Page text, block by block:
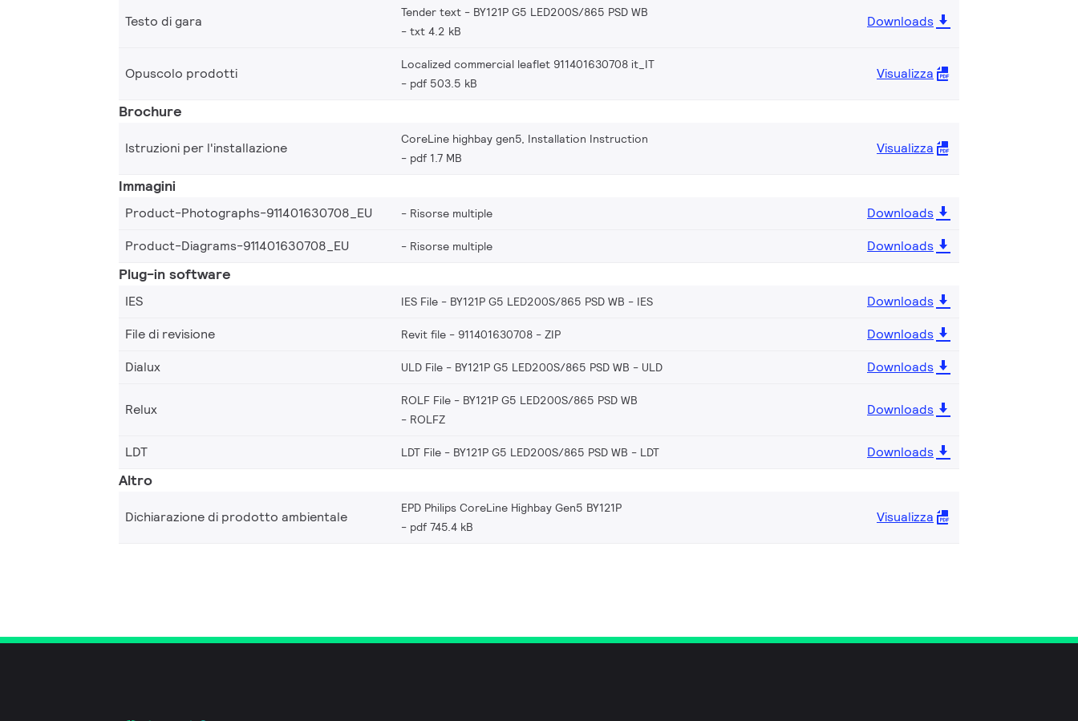
Testo di gara
Tender text - BY121P G5 LED200S/865 PSD WB
txt 4.2 kB
Downloads
Opuscolo prodotti
Localized commercial leaflet 911401630708 it_IT
pdf 503.5 kB
Visualizza
Brochure
Istruzioni per l'installazione
CoreLine highbay gen5, Installation Instruction
pdf 1.7 MB
Visualizza
Immagini
Product-Photographs-911401630708_EU Risorse multiple
Downloads
Product-Diagrams-911401630708_EU
Risorse multiple Downloads
Plug-in software
IES IES File - BY121P G5 LED200S/865 PSD WB IES
Downloads
File di revisione
Revit file - 911401630708 ZIP
Downloads
Dialux
ULD File - BY121P G5 LED200S/865 PSD WB ULD Downloads
Relux
ROLF File - BY121P G5 LED200S/865 PSD WB
ROLFZ
Downloads
LDT LDT File - BY121P G5 LED200S/865 PSD WB LDT Downloads
Altro
Dichiarazione di prodotto ambientale
EPD Philips CoreLine Highbay Gen5 BY121P
pdf 745.4 kB
Visualizza